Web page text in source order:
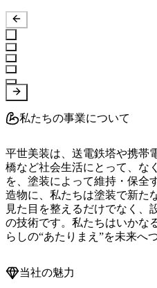
私たちの事業について
平世美装は、送電鉄塔や携帯
橋など社会生活にとって、な
を、塗装によって維持・保全
造物に、私たちは塗装で新た
見た目を整えるだけでなく、
の技術です。私たちはいかな
らしの“あたりまえ”を未来へ
当社の魅力